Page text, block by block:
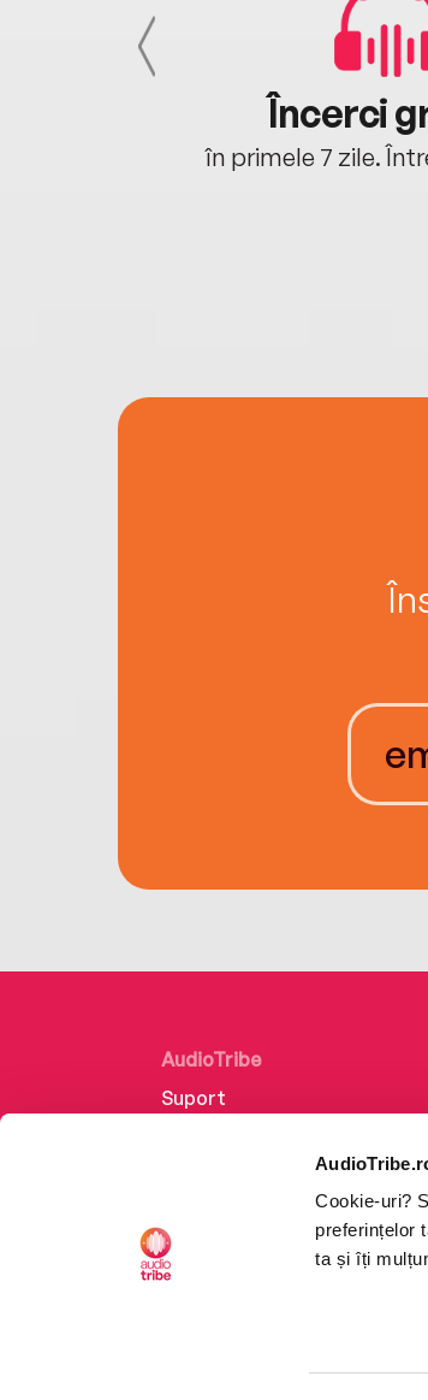
Cookie-uri?
preferințelor
ta și îți
Încerci
în primele 7 zile.
AudioTribe
Suport
Retragere din comandă